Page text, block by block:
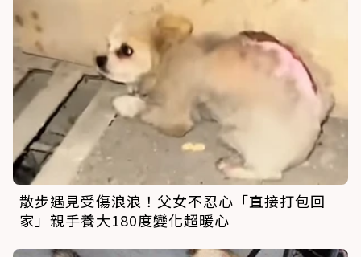
散步遇見受傷浪浪！父女不忍心「直接打包回
家」親手養大180度變化超暖心